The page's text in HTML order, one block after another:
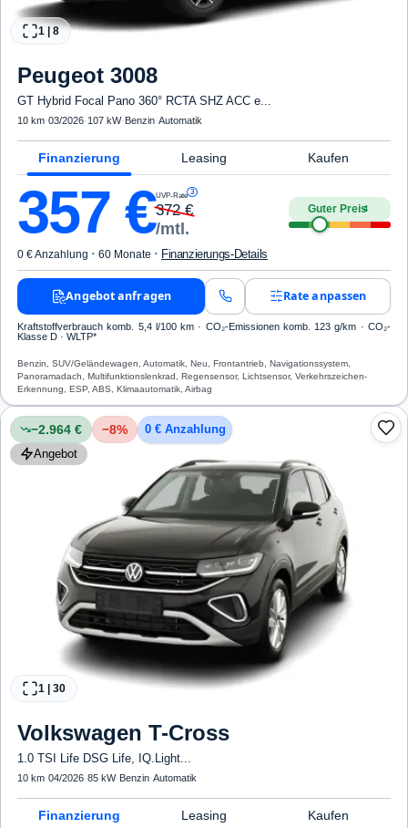
1 | 8
Peugeot 3008
GT Hybrid Focal Pano 360° RCTA SHZ ACC e...
10 km·03/2026· 107 kW· Benzin·Automatik
Finanzierung Leasing Kaufen
357 €UVP-Rate 3
372€
/mtl.
Guter Preis4
0 € Anzahlung · 60 Monate · Finanzierungs-Details
Angebot anfragen Rate anpassen
Kraftstoffverbrauch komb. 5,4 l/100 km · CO₂-Emissionen komb. 123 g/km · CO₂-
Klasse D · WLTP*
Benzin, SUV/Geländewagen, Automatik, Neu, Frontantrieb, Navigationssystem,
Panoramadach, Multifunktionslenkrad, Regensensor, Lichtsensor, Verkehrszeichen-
Erkennung, ESP, ABS, Klimaautomatik, Airbag
−2.964 € −8%
0 € Anzahlung
Angebot
1 30
Volkswagen T-Cross
1.0 TSI Life DSG Life, IQ.Light...
10 km·04/2026·85 kW· Benzin·Automatik
Finanzierung Leasing Kaufen